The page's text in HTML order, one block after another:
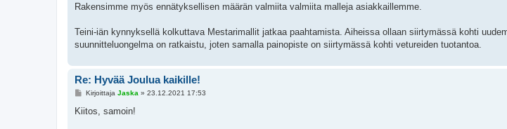
Rakensimme myös ennätyksellisen määrän valmiita valmiita malleja asiakkaillemme.
Teini-iän kynnyksellä kolkuttava Mestarimallit jatkaa paahtamista. Aiheissa ollaan siirtymässä kohti
suunnitteluongelma on ratkaistu, joten samalla painopiste on siirtymässä kohti vetureiden tuotantoa.
Re: Hyvää Joulua kaikille!
V
e
Kirjoittaja Jaska » 23.12.2021 17:53
Kiitos, samoin!